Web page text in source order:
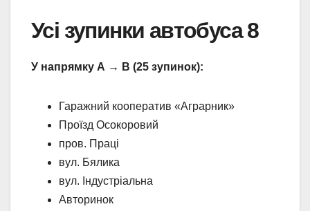
Усі зупинки автобуса 8
У напрямку А → B (25 зупинок):
Гаражний кооператив «Аграрник»
Проїзд Осокоровий
пров. Праці
вул. Бялика
вул. Індустріальна
Авторинок